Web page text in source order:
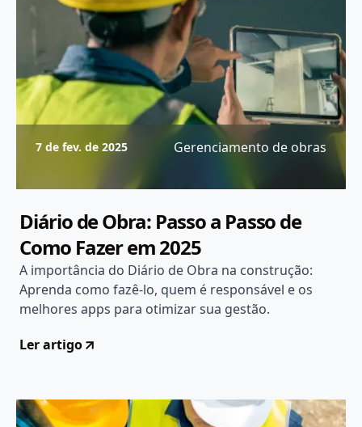
7 de fev. de 2025 Gerenciamento de obras
Diário de Obra: Passo a Passo de
Como Fazer em 2025
A importância do Diário de Obra na construção:
Aprenda como fazê-lo, quem é responsável e os
melhores apps para otimizar sua gestão.
Ler artigo